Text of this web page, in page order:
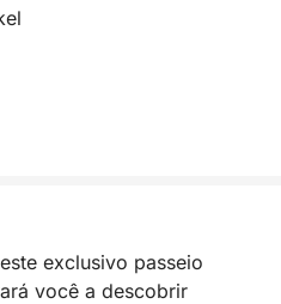
exclusivo passeio
você a descobrir